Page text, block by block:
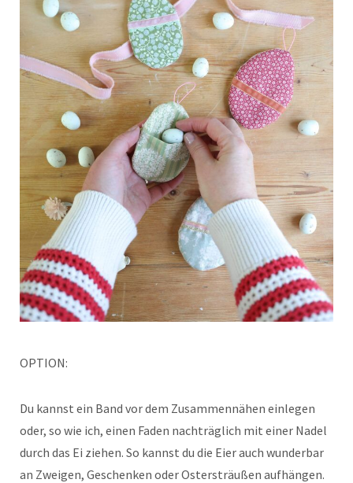
OPTION:
Du kannst ein Band vor dem Zusammennähen einlegen
oder, so wie ich, einen Faden nachträglich mit einer Nadel
durch das Ei ziehen. So kannst du die Eier auch wunderbar
an Zweigen, Geschenken oder Ostersträußen aufhängen.